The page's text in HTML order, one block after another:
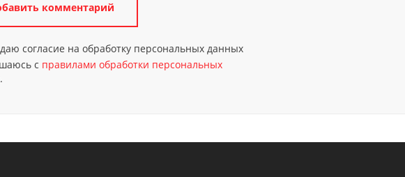
согласие на обработку персональных данных
с правилами обработки персональных
.